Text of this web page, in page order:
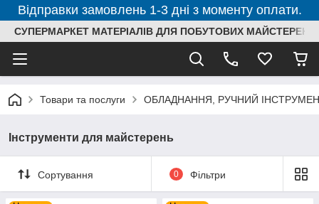
Відправки замовлень 1-3 дні з моменту оплати.
СУПЕРМАРКЕТ МАТЕРІАЛІВ ДЛЯ ПОБУТОВИХ МАЙСТЕРЕНЬ
Товари та послуги ОБЛАДНАННЯ, РУЧНИЙ
Інструменти для майстерень
Сортування 0 Фільтри